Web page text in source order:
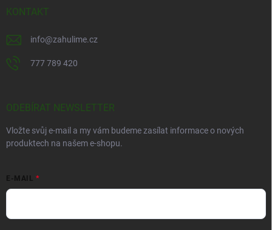
KONTAKT
info@zahulime.cz
777 789 420
ODEBÍRAT NEWSLETTER
Vložte svůj e-mail a my vám budeme zasílat informace o nových
produktech na našem e-shopu.
E-MAIL